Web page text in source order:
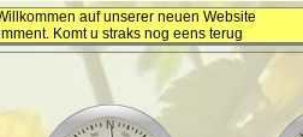
auf unserer neuen Website
Komt u straks nog eens terug